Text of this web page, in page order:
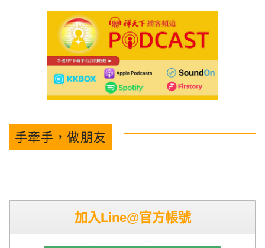
手牽手，做朋友
加入Line@官方帳號